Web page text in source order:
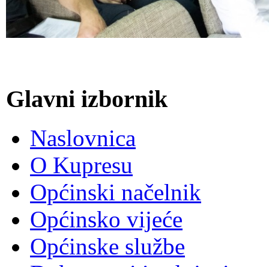
Glavni izbornik
Naslovnica
O Kupresu
Općinski načelnik
Općinsko vijeće
Općinske službe